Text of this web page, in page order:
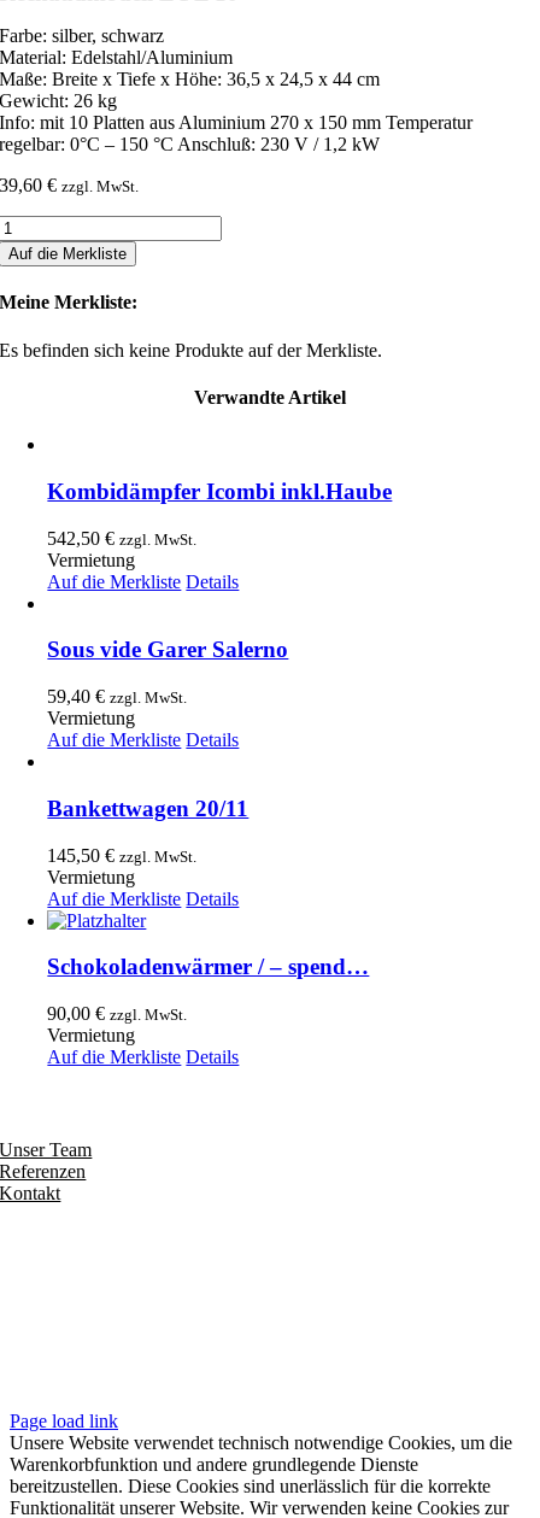
Farbe: silber, schwarz
Material: Edelstahl/Aluminium
Maße: Breite x Tiefe x Höhe: 36,5 x 24,5 x 44 cm
Gewicht: 26 kg
Info: mit 10 Platten aus Aluminium 270 x 150 mm Temperatur
regelbar: 0°C – 150 °C Anschluß: 230 V / 1,2 kW
39,60€ zzgl. MwSt.
Auf die Merkliste
Meine Merkliste:
Es befinden sich keine Produkte auf der Merkliste.
Verwandte Artikel
Kombidämpfer Icombi inkl.Haube
542,50€ zzgl. MwSt.
Vermietung
Auf die Merkliste Details
Sous vide Garer Salerno
59,40€ zzgl. MwSt.
Vermietung
Auf die Merkliste Details
Bankettwagen 20/11
145,50€ zzgl. MwSt.
Vermietung
Auf die Merkliste Details
Schokoladenwärmer / – spend…
90,00€ zzgl. MwSt.
Vermietung
Auf die Merkliste Details
Unser Team
Referenzen
Kontakt
Page load link
Unsere Website verwendet technisch notwendige Cookies, um die
Warenkorbfunktion und andere grundlegende Dienste
bereitzustellen. Diese Cookies sind unerlässlich für die korrekte
Funktionalität unserer Website. Wir verwenden keine Cookies zur